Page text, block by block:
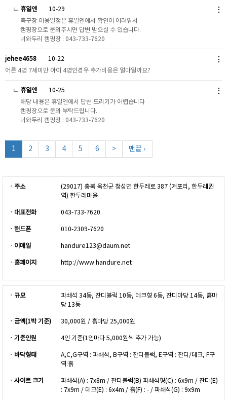
ㄴ 휴일엔
10-29
축구장 이용일정은 휴일엔에서 확인이 어려워서
캠핑장으로 문의주시면 답변 받으실 수 있습니다.
너와두리 캠핑장 : 043-733-7620
jehee4658
10-22
어른 4명 7세미만 아이 4명인경우 추가비용은 얼마일까요?
ㄴ 휴일엔
10-25
해당 내용은 휴일엔에서 답변 드리기가 어렵습니다
캠핑장으로 문의 부탁드립니다.
너와두리 캠핑장 : 043-733-7620
1 2 3 4 5 6 > 맨끝 ›
ㆍ주소
(29017) 충북 옥천군 청성면 한두레로 387 (거포리, 한두레권
역) 한두레마을
ㆍ대표전화 043-733-7620
ㆍ핸드폰 010-2309-7620
ㆍ이메일 handure123@daum.net
ㆍ홈페이지 http://www.handure.net
ㆍ규모
파쇄석 34동, 잔디블럭 10동, 데크형 6동, 잔디마당 14동, 흙마
당 13동
ㆍ금액(1박 기준) 30,000원 / 흙마당 25,000원
ㆍ기준인원 4인 기준(1인마다 5,000원씩 추가 가능)
ㆍ바닥형태
A,C,G구역 : 파쇄석, B구역 : 잔디블럭, E구역 : 잔디/데크, F구
역:흙
ㆍ사이트 크기
파쇄석(A) : 7x8m / 잔디블럭(B) 파쇄석형(C) : 6x9m / 잔디(E)
: 7x9m / 데크(E) : 6x4m / 흙(F) : - / 파쇄석(G) : 9x9m